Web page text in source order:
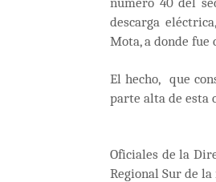
descarga
Mota, a donde fue
El hecho, que
parte alta de esta
Oficiales de la
Regional Sur de